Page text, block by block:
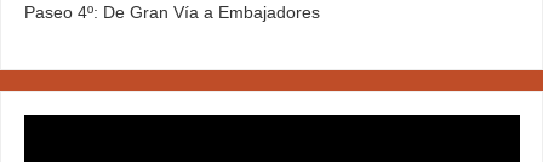
Paseo 4º: De Gran Vía a Embajadores